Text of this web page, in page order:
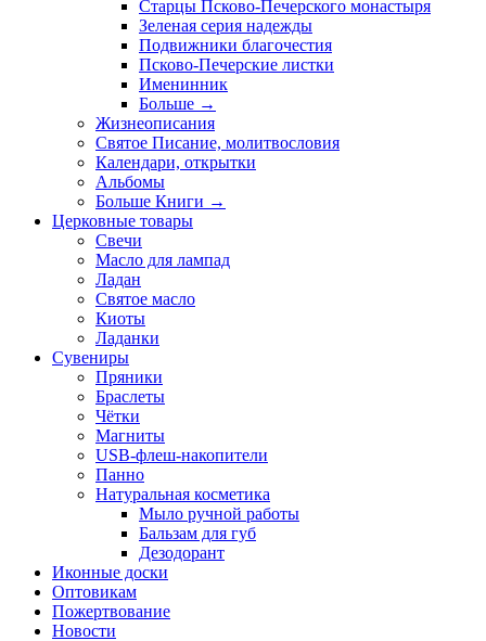
Старцы Псково-Печерского монастыря
Зеленая серия надежды
Подвижники благочестия
Псково-Печерские листки
Именинник
Больше →
Жизнеописания
Святое Писание, молитвословия
Календари, открытки
Альбомы
Больше Книги →
Церковные товары
Свечи
Масло для лампад
Ладан
Святое масло
Киоты
Ладанки
Сувениры
Пряники
Браслеты
Чётки
Магниты
USB-флеш-накопители
Панно
Натуральная косметика
Мыло ручной работы
Бальзам для губ
Дезодорант
Иконные доски
Оптовикам
Пожертвование
Новости